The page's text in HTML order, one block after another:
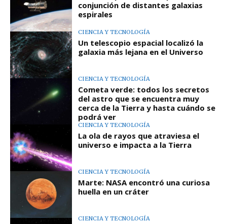
conjunción de distantes galaxias
espirales
CIENCIA Y TECNOLOGÍA
Un telescopio espacial localizó la
galaxia más lejana en el Universo
CIENCIA Y TECNOLOGÍA
Cometa verde: todos los secretos
del astro que se encuentra muy
cerca de la Tierra y hasta cuándo se
podrá ver
CIENCIA Y TECNOLOGÍA
La ola de rayos que atraviesa el
universo e impacta a la Tierra
CIENCIA Y TECNOLOGÍA
Marte: NASA encontró una curiosa
huella en un cráter
CIENCIA Y TECNOLOGÍA